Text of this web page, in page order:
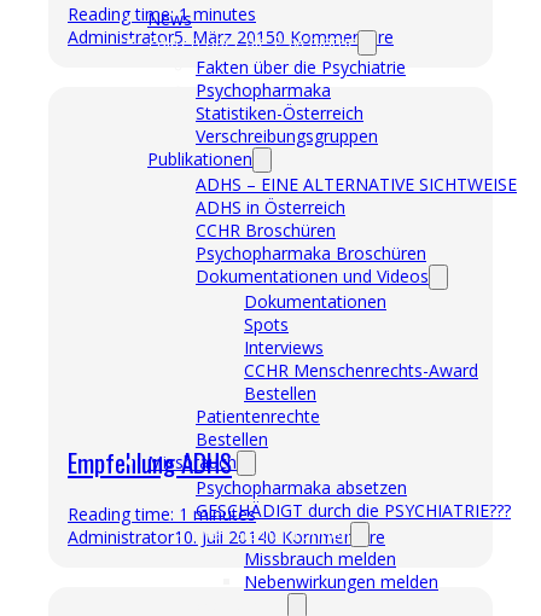
News
Fakten über die Psychiatrie
Fakten über die Psychiatrie
Psychopharmaka
Statistiken-Österreich
Verschreibungsgruppen
Publikationen
ADHS – EINE ALTERNATIVE SICHTWEISE
ADHS in Österreich
CCHR Broschüren
Psychopharmaka Broschüren
Dokumentationen und Videos
Dokumentationen
Spots
Interviews
CCHR Menschenrechts-Award
Bestellen
Patientenrechte
Bestellen
Missbrauch
Psychopharmaka absetzen
GESCHÄDIGT durch die PSYCHIATRIE???
Was Sie tun können
Missbrauch melden
Nebenwirkungen melden
Reading time: 1 minutes
Administrator5. März 20150 Kommentare
Empfehlung ADHS
Reading time: 1 minutes
Administrator10. Juli 20140 Kommentare